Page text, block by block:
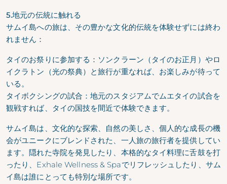
5.地元の伝統に触れる
サムイ島への旅は、その豊かな文化的伝統を体験せずには終わ
れません：
タイのお祭りに参加する：ソンクラーン（タイのお正月）やロ
イクラトン（光の祭典）と旅行が重なれば、お楽しみが待って
いる。
タイボクシングの試合：地元のスタジアムでムエタイの試合を
観戦すれば、タイの国技を間近で体験できます。
サムイ島は、文化的な探索、自然の美しさ、個人的な成長の機
会がユニークにブレンドされた、一人旅の旅行者を提供してい
ます。隠れた寺院を発見したり、本格的なタイ料理に舌鼓を打
ったり、Exhale Wellness & Spaでリフレッシュしたり、サム
イ島は誰にとっても特別な場所です。